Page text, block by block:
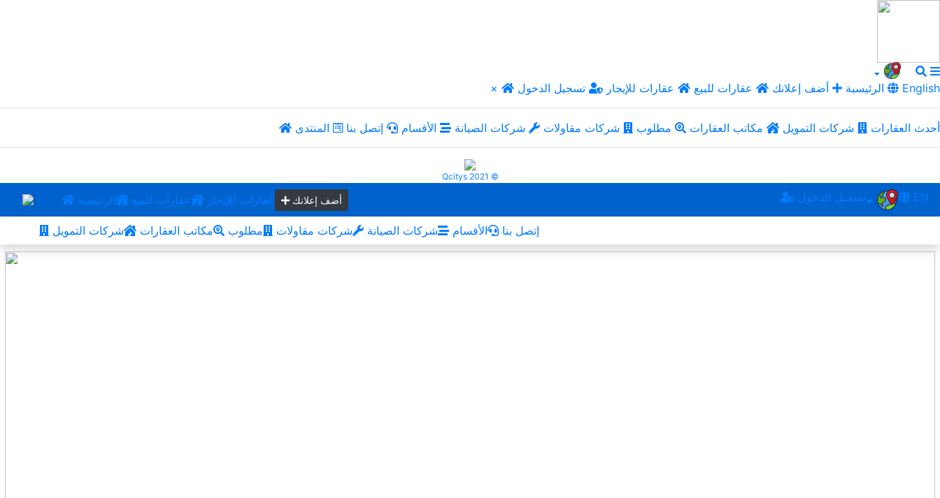
× الرئيسية أضف إعلانك عقارات للبيع عقارات للإيجار تسجيل الدخول English
أحدث العقارات شركات التمويل مكاتب العقارات مطلوب شركات مقاولات شركات الصيانة الأقسام إتصل بنا المنتدى
Qcitys 2021 ©
الرئيسية عقارات للبيع عقارات للإيجار أضف إعلانك تسجيل الدخول EN
شركات التمويل مكاتب العقارات مطلوب شركات مقاولات شركات الصيانة الأقسام إتصل بنا